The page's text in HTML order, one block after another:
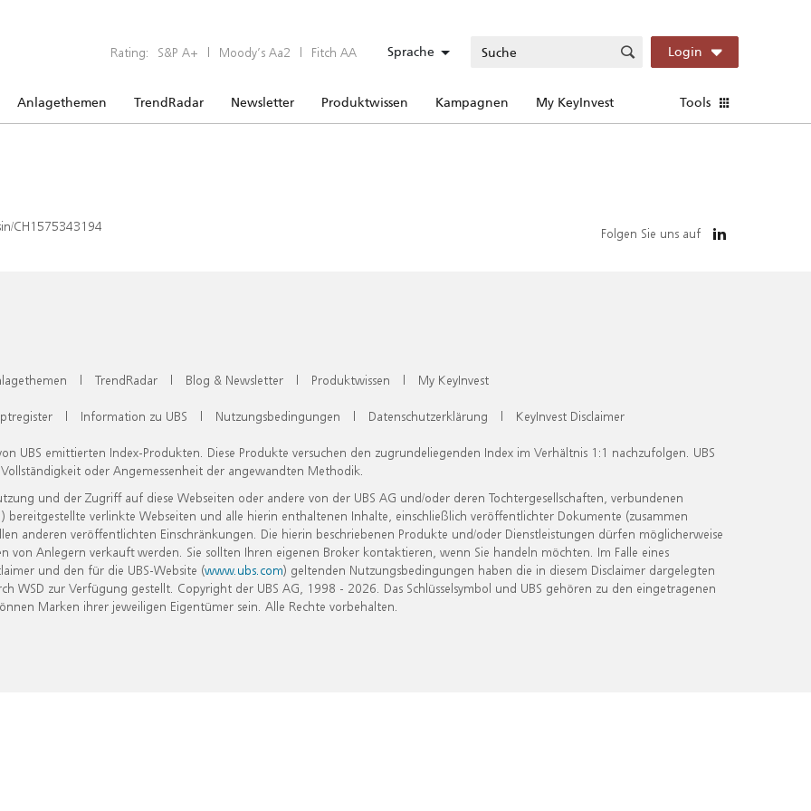
Rating: S&P A+ | Moody’s Aa2 | Fitch AA Sprache Login
Anlagethemen TrendRadar Newsletter Produktwissen Kampagnen My KeyInvest Tools
CH1575343194 Folgen Sie uns auf
| TrendRadar | Blog & Newsletter | Produktwissen | My KeyInvest
| Information zu UBS | Nutzungsbedingungen | Datenschutzerklärung | KeyInvest Disclaimer
UBS emittierten Index-Produkten. Diese Produkte versuchen den zugrundeliegenden Index im Verhältnis 1:1 nachzufolgen. UBS
oder Angemessenheit der angewandten Methodik.
und der Zugriff auf diese Webseiten oder andere von der UBS AG und/oder deren Tochtergesellschaften, verbundenen
verlinkte Webseiten und alle hierin enthaltenen Inhalte, einschließlich veröffentlichter Dokumente (zusammen
anderen veröffentlichten Einschränkungen. Die hierin beschriebenen Produkte und/oder Dienstleistungen dürfen möglicherweise
Anlegern verkauft werden. Sie sollten Ihren eigenen Broker kontaktieren, wenn Sie handeln möchten. Im Falle eines
und den für die UBS-Website (www.ubs.com) geltenden Nutzungsbedingungen haben die in diesem Disclaimer dargelegten
zur Verfügung gestellt. Copyright der UBS AG, 1998 - 2026. Das Schlüsselsymbol und UBS gehören zu den eingetragenen
Marken ihrer jeweiligen Eigentümer sein. Alle Rechte vorbehalten.